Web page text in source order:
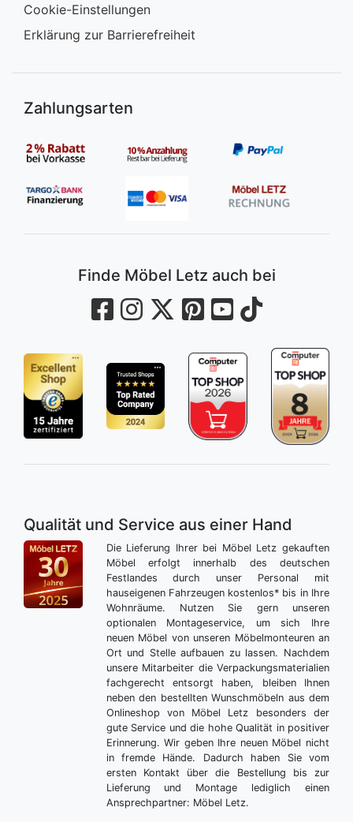
Cookie-Einstellungen
Erklärung zur Barrierefreiheit
Zahlungsarten
Finde Möbel Letz auch bei
Qualität und Service aus einer Hand
Die Lieferung Ihrer bei Möbel Letz gekauften
Möbel erfolgt innerhalb des deutschen
Festlandes durch unser Personal mit
hauseigenen Fahrzeugen kostenlos* bis in Ihre
Wohnräume. Nutzen Sie gern unseren
optionalen Montageservice, um sich Ihre
neuen Möbel von unseren Möbelmonteuren an
Ort und Stelle aufbauen zu lassen. Nachdem
unsere Mitarbeiter die Verpackungsmaterialien
fachgerecht entsorgt haben, bleiben Ihnen
neben den bestellten Wunschmöbeln aus dem
Onlineshop von Möbel Letz besonders der
gute Service und die hohe Qualität in positiver
Erinnerung. Wir geben Ihre neuen Möbel nicht
in fremde Hände. Dadurch haben Sie vom
ersten Kontakt über die Bestellung bis zur
Lieferung und Montage lediglich einen
Ansprechpartner: Möbel Letz.